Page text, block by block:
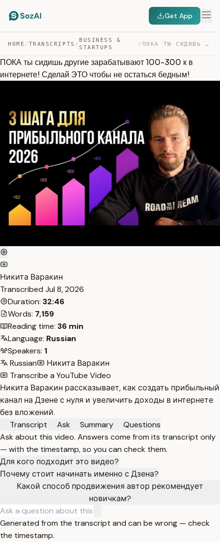
Get App
HOME / TRANSCRIPTS /
BUSINESS &
STARTUPS
/ ПОКА ТЫ СИДИШЬ ДРУГИЕ ЗАРАБАТЫВАЮТ 100-300 К В ИНТЕРНЕТ… — TRANSCRIPT
ПОКА ты сидишь другие зарабатывают 100-300 к в
интернете! Сделай ЭТО чтобы не остаться бедным!
Никита Варакин
Transcribed Jul 8, 2026
Duration: 32:46
Words: 7,159
Reading time: 36 min
Language: Russian
Speakers: 1
Russian
Никита Варакин
Transcribe a YouTube Video
Никита Варакин рассказывает, как создать прибыльный
канал на Дзене с нуля и увеличить доходы в интернете
без вложений.
Transcript
Ask Summary
Questions
Ask about this video. Answers come from its transcript only
— with the timestamp, so you can check them.
Для кого подходит это видео?
Почему стоит начинать именно с Дзена?
Какой способ продвижения автор рекомендует
новичкам?
Generated from the transcript and can be wrong — check
the timestamp.